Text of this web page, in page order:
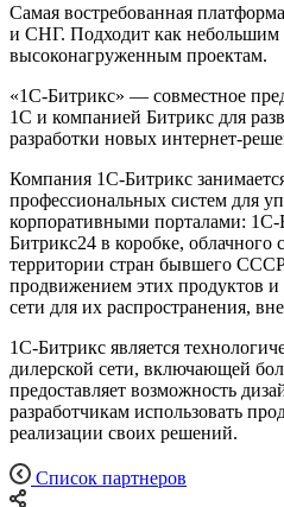
Cамая востребованная
и СНГ. Подходит как небольшим
высоконагруженным проектам.
«1С-Битрикс» — совместное
1С и компанией Битрикс для
разработки новых интернет-
Компания 1С-Битрикс
профессиональных систем для
корпоративными порталами: 1С-
Битрикс24 в коробке, облачного
территории стран бывшего
продвижением этих продуктов и
сети для их распространения,
1С-Битрикс является
дилерской сети, включающей
предоставляет возможность
разработчикам использовать
реализации своих решений.
Список партнеров